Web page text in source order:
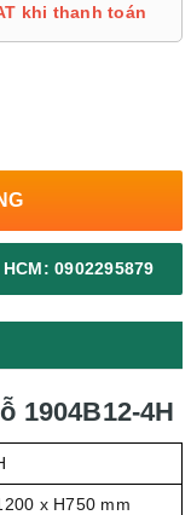
khi thanh toán
HCM: 0902295879
1904B12-4H
x H750 mm